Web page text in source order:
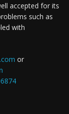
accepted for its
such as
with
or